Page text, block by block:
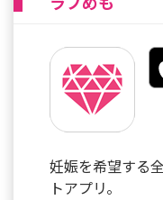
妊娠を希望する
トアプリ。